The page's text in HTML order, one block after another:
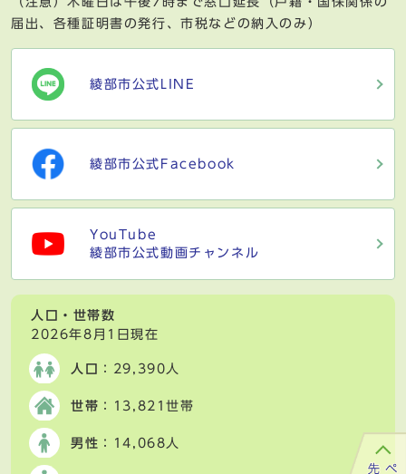
届出、各種証明書の発行、市税などの納入のみ）
綾部市公式LINE
綾部市公式Facebook
YouTube
綾部市公式動画チャンネル
人口・世帯数
2026年8月1日現在
人口 ：29,390人
世帯 ：13,821世帯
男性 ：14,068人